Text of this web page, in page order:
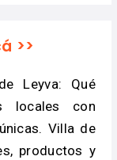
>>
Leyva: Qué
locales con
Villa de
productos y